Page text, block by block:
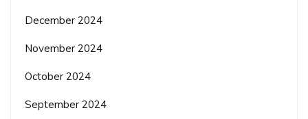
December 2024
November 2024
October 2024
September 2024